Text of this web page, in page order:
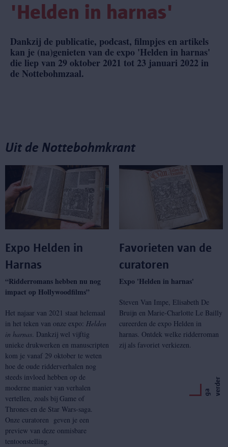
'Helden in harnas'
Dankzij de publicatie, podcast, filmpjes en artikels
kan je (na)genieten van de expo 'Helden in harnas'
die liep van 29 oktober 2021 tot 23 januari 2022 in
de Nottebohmzaal.
Uit de Nottebohmkrant
Expo Helden in
Harnas
“Ridderromans hebben nu nog
impact op Hollywoodfilms”
Het najaar van 2021 staat helemaal
in het teken van onze expo: Helden
in harnas. Dankzij wel vijftig
unieke drukwerken en manuscripten
kom je vanaf 29 oktober te weten
hoe de oude ridderverhalen nog
steeds invloed hebben op de
moderne manier van verhalen
vertellen, zoals bij Game of
Thrones en de Star Wars-saga.
Onze curatoren geven je een
preview van deze onmisbare
tentoonstelling.
Favorieten van de
curatoren
Expo 'Helden in harnas'
Steven Van Impe, Elisabeth De
Bruijn en Marie-Charlotte Le Bailly
cureerden de expo Helden in
harnas. Ontdek welke ridderroman
zij als favoriet verkiezen.
g
a
v
e
r
d
e r